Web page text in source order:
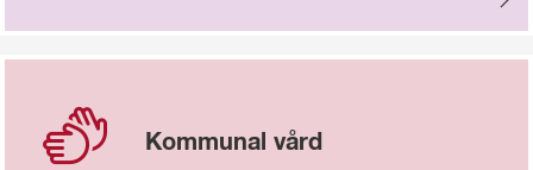
Kommunal vård